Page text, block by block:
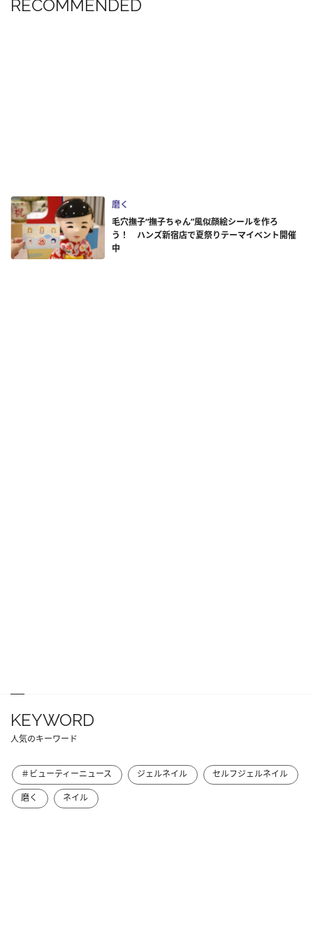
RECOMMENDED
磨く
毛穴撫子“撫子ちゃん”風似顔絵シールを作ろ
う！ ハンズ新宿店で夏祭りテーマイベント開催
中
KEYWORD
人気のキーワード
＃ビューティーニュース ジェルネイル
セルフジェルネイル
磨く
ネイル